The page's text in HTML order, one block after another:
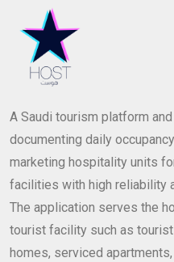
A Saudi tourism platform
documenting daily
marketing hospitality units
facilities with high reliability
The application serves the
tourist facility such as
homes, serviced